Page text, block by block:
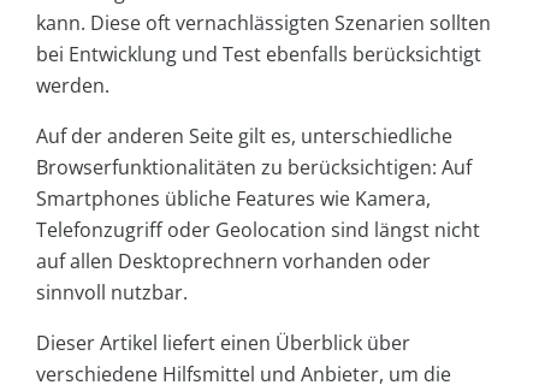
kann. Diese oft vernachlässigten Szenarien sollten
bei Entwicklung und Test ebenfalls berücksichtigt
werden.
Auf der anderen Seite gilt es, unterschiedliche
Browserfunktionalitäten zu berücksichtigen: Auf
Smartphones übliche Features wie Kamera,
Telefonzugriff oder Geolocation sind längst nicht
auf allen Desktoprechnern vorhanden oder
sinnvoll nutzbar.
Dieser Artikel liefert einen Überblick über
verschiedene Hilfsmittel und Anbieter, um die